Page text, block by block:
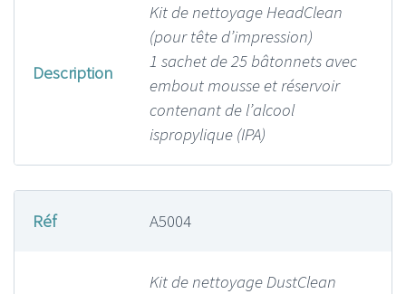
Description
Kit de nettoyage HeadClean
(pour tête d’impression)
1 sachet de 25 bâtonnets avec
embout mousse et réservoir
contenant de l’alcool
ispropylique (IPA)
Réf A5004
Kit de nettoyage DustClean